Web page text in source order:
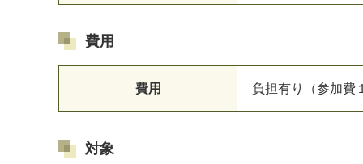
費用
費用 負担有り（参加費
対象